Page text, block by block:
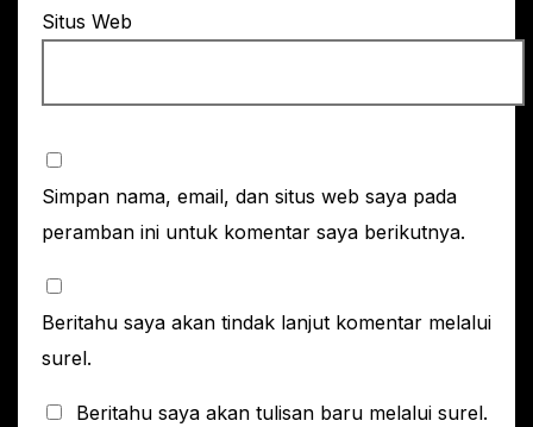
Situs Web
Simpan nama, email, dan situs web saya pada
peramban ini untuk komentar saya berikutnya.
Beritahu saya akan tindak lanjut komentar melalui
surel.
Beritahu saya akan tulisan baru melalui surel.